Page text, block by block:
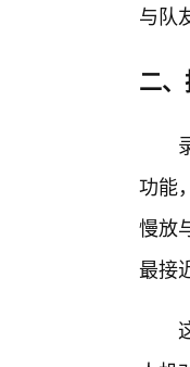
与队
二
功能
慢放
最接